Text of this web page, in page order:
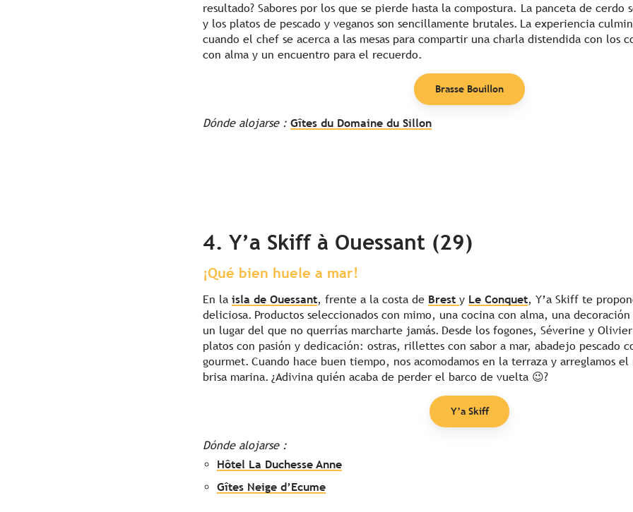
resultado? Sabores por los que se pierde hasta la compostura. La panceta de cerdo
y los platos de pescado y veganos son sencillamente brutales. La experiencia
cuando el chef se acerca a las mesas para compartir una charla distendida con los
con alma y un encuentro para el recuerdo.
Brasse Bouillon
Dónde alojarse : Gîtes du Domaine du Sillon
4. Y’a Skiff à Ouessant (29)
¡Qué bien huele a mar!
En la isla de Ouessant, frente a la costa de Brest y Le Conquet, Y’a Skiff te
deliciosa. Productos seleccionados con mimo, una cocina con alma, una
un lugar del que no querrías marcharte jamás. Desde los fogones, Séverine y
platos con pasión y dedicación: ostras, rillettes con sabor a mar, abadejo pescado
gourmet. Cuando hace buen tiempo, nos acomodamos en la terraza y arreglamos
brisa marina. ¿Adivina quién acaba de perder el barco de vuelta 😉?
Y’a Skiff
Dónde alojarse :
Hôtel La Duchesse Anne
Gîtes Neige d’Ecume